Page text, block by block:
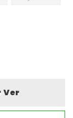
Ver